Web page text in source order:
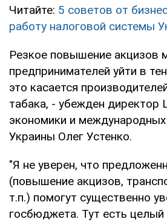
Читайте: 5 советов от
работу налоговой системы
Резкое повышение акцизов
предпринимателей уйти в
это касается
табака, - убежден директор
экономики и
Украины Олег Устенко.
"Я не уверен, что
(повышение акцизов,
т.п.) помогут существенно
госбюджета. Тут есть целый